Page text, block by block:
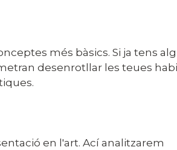
més bàsics. Si ja tens
desenrotllar les teues
en l'art. Ací analitzarem